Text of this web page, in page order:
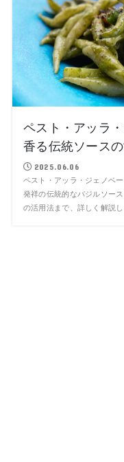
ペスト・アッラ
香る伝統ソース
2025.06.06
ペスト・アッラ・ジェノベ
発祥の伝統的なバジルソー
の活用法まで、詳しく解説し